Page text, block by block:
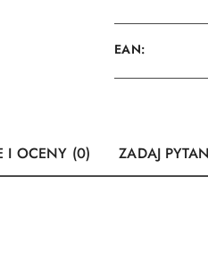
EAN:
I OCENY (0) ZADAJ